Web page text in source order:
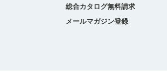
総合カタログ無料請求
メールマガジン登録